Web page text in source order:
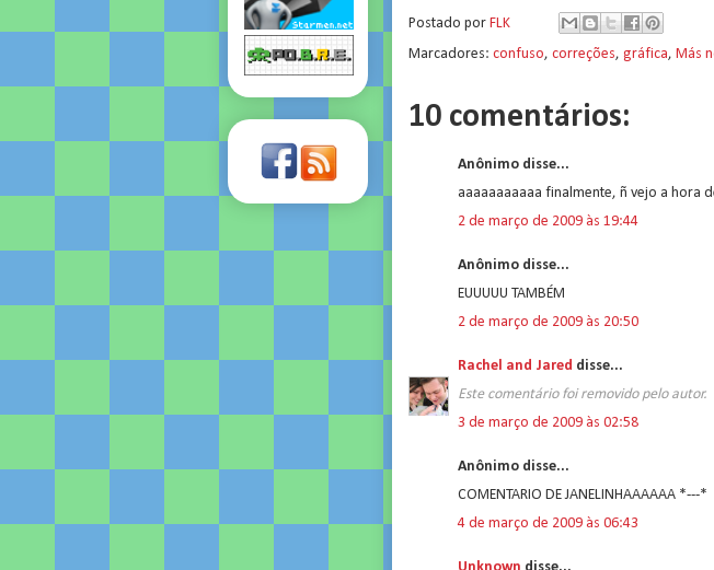
Postado por FLK
Marcadores: confuso, correções, gráfica, Más
10 comentários:
Anônimo disse...
aaaaaaaaaaa finalmente, ñ vejo a hora
2 de março de 2009 às 19:44
Anônimo disse...
EUUUUU TAMBÉM
2 de março de 2009 às 20:50
Rachel and Jared disse...
Este comentário foi removido pelo autor.
3 de março de 2009 às 02:58
Anônimo disse...
COMENTARIO DE JANELINHAAAAAA *---*
4 de março de 2009 às 06:43